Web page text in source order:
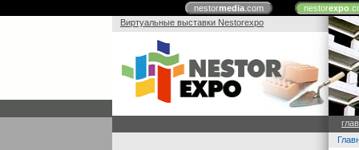
nestormedia.com nestorexpo
Виртуальные выставки Nestorexpo